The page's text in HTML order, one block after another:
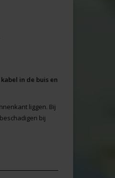
in de buis en
liggen. Bij
bij